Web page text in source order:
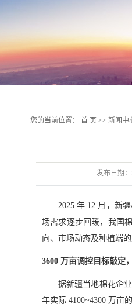
您的当前位置： 首 页 >> 新闻中
发布日期：
2025 年 12 月，新
场需求逐步回暖，我国
向、市场动态及种植端
3600 万亩调控目标敲定
据新疆当地棉花企
年实际 4100~4300 万亩